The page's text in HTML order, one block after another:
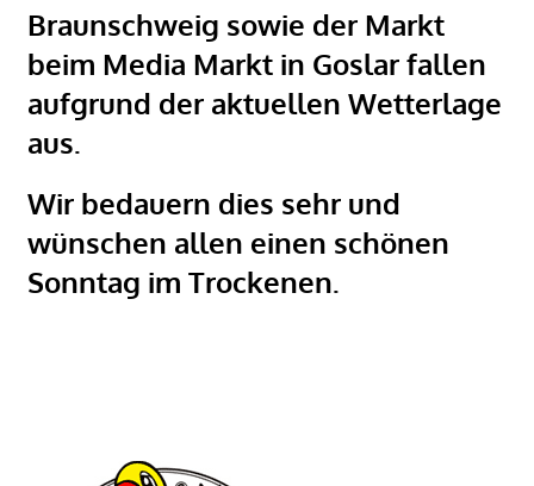
Braunschweig sowie der Markt
beim Media Markt in Goslar fallen
aufgrund der aktuellen Wetterlage
aus.
Wir bedauern dies sehr und
wünschen allen einen schönen
Sonntag im Trockenen.